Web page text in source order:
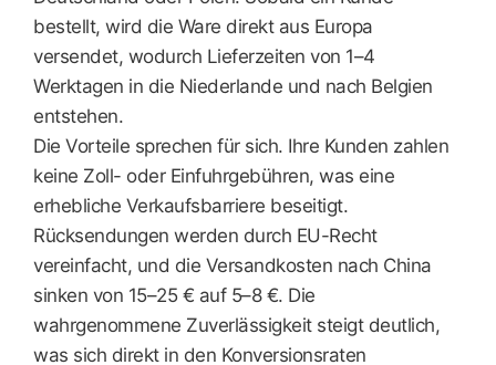
bestellt, wird die Ware direkt aus Europa
versendet, wodurch Lieferzeiten von 1–4
Werktagen in die Niederlande und nach Belgien
entstehen.
Die Vorteile sprechen für sich. Ihre Kunden zahlen
keine Zoll- oder Einfuhrgebühren, was eine
erhebliche Verkaufsbarriere beseitigt.
Rücksendungen werden durch EU-Recht
vereinfacht, und die Versandkosten nach China
sinken von 15–25 € auf 5–8 €. Die
wahrgenommene Zuverlässigkeit steigt deutlich,
was sich direkt in den Konversionsraten